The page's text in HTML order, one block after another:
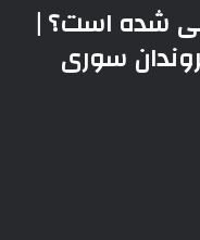
شده است؟ |
سوری